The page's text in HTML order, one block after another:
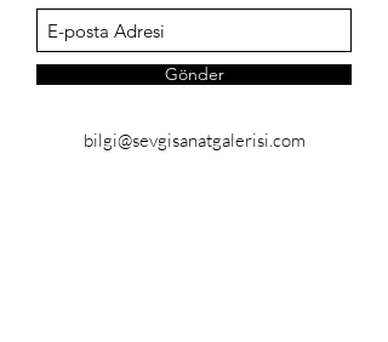
Gönder
bilgi@sevgisanatgalerisi.com